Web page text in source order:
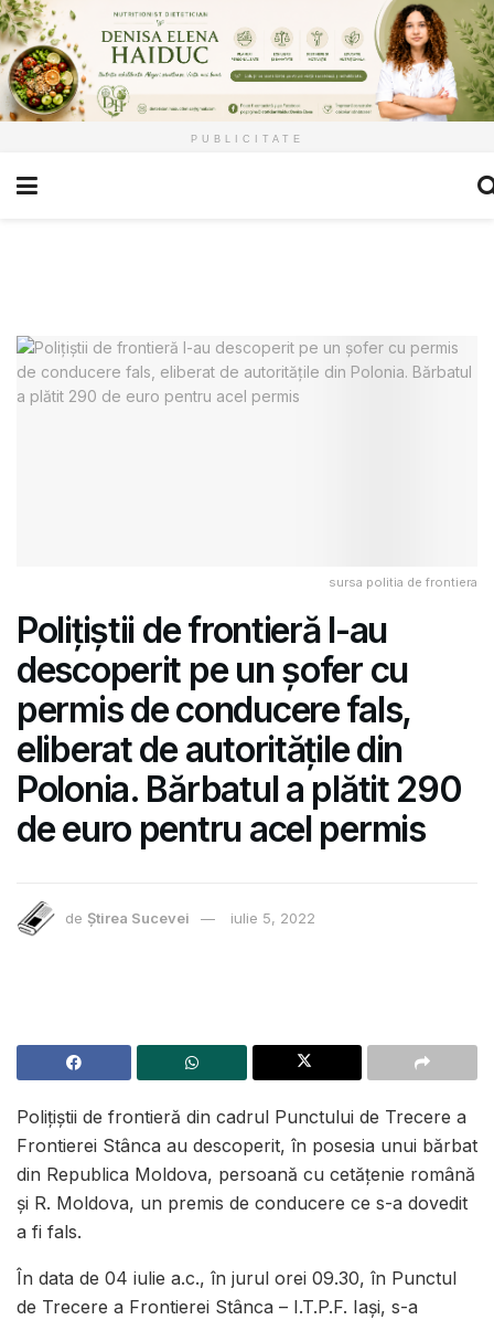
PUBLICITATE
sursa politia de frontiera
Polițiștii de frontieră l-au
descoperit pe un șofer cu
permis de conducere fals,
eliberat de autoritățile din
Polonia. Bărbatul a plătit 290
de euro pentru acel permis
de Știrea Sucevei iulie 5, 2022
Poliţiştii de frontieră din cadrul Punctului de Trecere a
Frontierei Stânca au descoperit, în posesia unui bărbat
din Republica Moldova, persoană cu cetăţenie română
şi R. Moldova, un premis de conducere ce s-a dovedit
a fi fals.
În data de 04 iulie a.c., în jurul orei 09.30, în Punctul
de Trecere a Frontierei Stânca – I.T.P.F. Iași, s-a